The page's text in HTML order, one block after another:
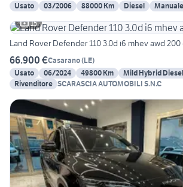
Usato
03/2006 88000 Km Diesel Manuale
15
Land Rover Defender 110 3.0d i6 mhev awd 200
66.900 €Casarano(LE)
Usato
06/2024 49800 Km Mild Hybrid Diesel
Rivenditore SCARASCIA AUTOMOBILI S.N.C